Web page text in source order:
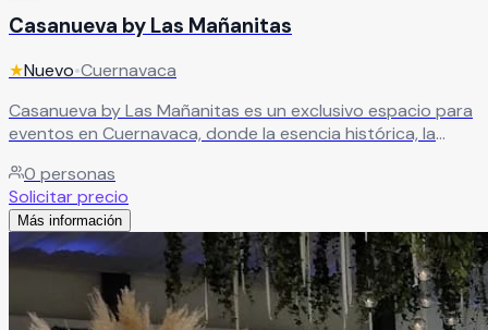
Casanueva by Las Mañanitas
★Nuevo•Cuernavaca
Casanueva by Las Mañanitas es un exclusivo espacio para
eventos en Cuernavaca, donde la esencia histórica, la
inolvidables. Sus hermosas instalaciones ofrecen el
escenario perfecto para bodas, XV años, aniversarios,
graduaciones, eventos corporativos y reuniones
especiales, brindando una atmósfera sofisticada y llena de
encanto. Cada espacio ha sido cuidadosamente diseñado
para destacar la belleza y exclusividad de cada
celebración. Leer más
0 personas
Solicitar precio
Más información